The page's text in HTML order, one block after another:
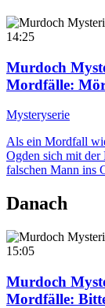
14:25
Murdoch
Mordfälle:
Mysteryserie
Als ein Mordfall
Ogden sich mit der
falschen Mann ins
Danach
15:05
Murdoch
Mordfälle: